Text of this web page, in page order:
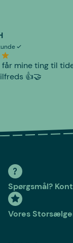
får mine ting til
👍🤝
Spørgsmål?
Vores